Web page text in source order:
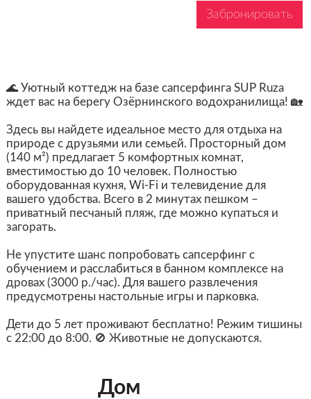
Забронировать
🌊 Уютный коттедж на базе сапсерфинга SUP Ruzа
ждет вас на берегу Озёрнинского водохранилища! 🏡
Здесь вы найдете идеальное место для отдыха на
природе с друзьями или семьей. Просторный дом
(140 м²) предлагает 5 комфортных комнат,
вместимостью до 10 человек. Полностью
оборудованная кухня, Wi-Fi и телевидение для
вашего удобства. Всего в 2 минутах пешком –
приватный песчаный пляж, где можно купаться и
загорать.
Не упустите шанс попробовать сапсерфинг с
обучением и расслабиться в банном комплексе на
дровах (3000 р./час). Для вашего развлечения
предусмотрены настольные игры и парковка.
Дети до 5 лет проживают бесплатно! Режим тишины
с 22:00 до 8:00. 🚫 Животные не допускаются.
Дом